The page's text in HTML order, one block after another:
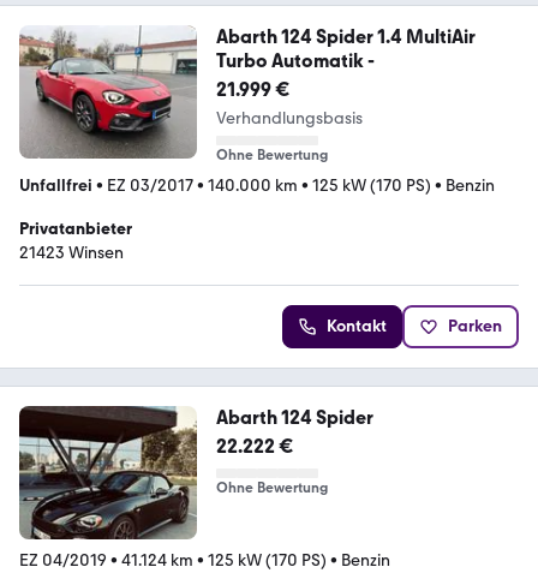
Abarth 124 Spider 1.4 MultiAir
Turbo Automatik -
21.999 €
Verhandlungsbasis
Ohne Bewertung
Unfallfrei • EZ 03/2017• 140.000 km • 125 kW (170 PS) • Benzin
Privatanbieter
21423 Winsen
Kontakt Parken
Abarth 124 Spider
22.222 €
Ohne Bewertung
EZ 04/2019 • 41.124 km • 125 kW (170 PS) • Benzin